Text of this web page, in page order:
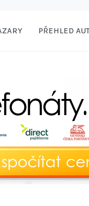
PŘEHLED